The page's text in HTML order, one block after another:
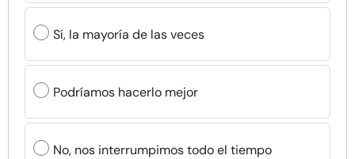
Sí, la mayoría de las veces
Podríamos hacerlo mejor
No, nos interrumpimos todo el tiempo